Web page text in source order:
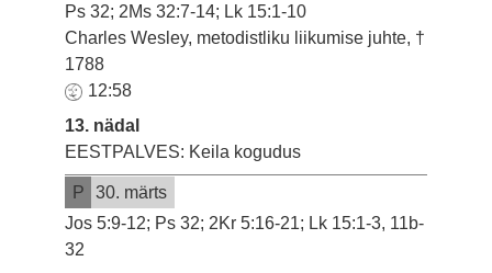
Ps 32; 2Ms 32:7-14; Lk 15:1-10
Charles Wesley, metodistliku liikumise juhte, †
1788
12:58
13. nädal
EESTPALVES: Keila kogudus
P
30. märts
Jos 5:9-12; Ps 32; 2Kr 5:16-21; Lk 15:1-3, 11b-
32